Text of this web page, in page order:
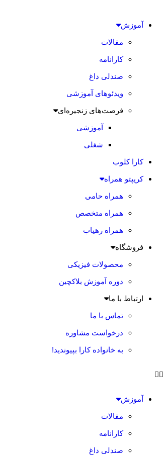
آموزش
مقالات
کارانامه
صندلی داغ
ویدئوهای آموزشی
فرصت‌های زنجیره‌ای
آموزشی
شغلی
کارا کلوب
کریپتو همراه
همراه حامی
همراه متخصص
همراه رهیاب
فروشگاه
محصولات فیزیکی
دوره آموزش بلاکچین
ارتباط با ما
تماس با ما
درخواست مشاوره
به خانواده کارا بپیوندید!
آموزش
مقالات
کارانامه
صندلی داغ